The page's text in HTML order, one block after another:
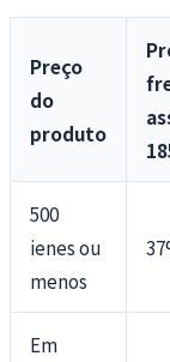
Preço
do
produto
500
ienes ou
menos
Em